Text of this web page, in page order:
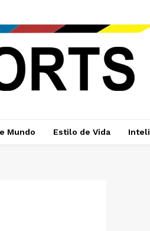
Mundo Estilo de Vida